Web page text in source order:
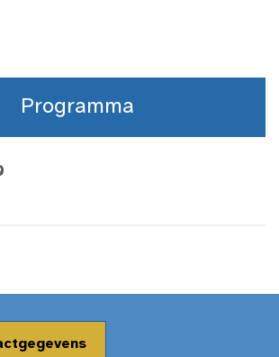
Programma